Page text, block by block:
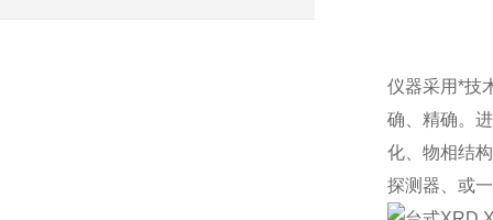
仪器采用*技
确、精确。
化、物相结
探测器、或